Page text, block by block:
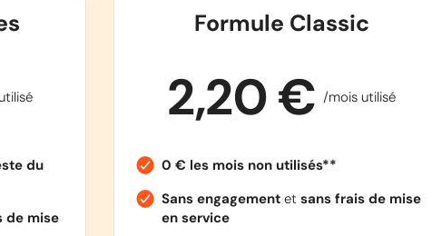
du
de mise
Formule Classic
2,20 € /mois utilisé
0 € les mois non utilisés**
Sans engagementet sans frais de mise
en service